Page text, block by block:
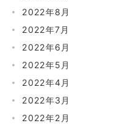
2022年8月
2022年7月
2022年6月
2022年5月
2022年4月
2022年3月
2022年2月